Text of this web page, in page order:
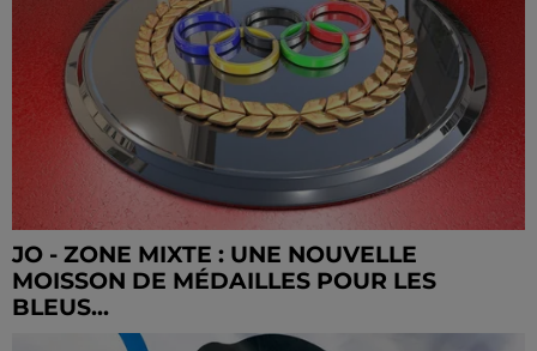
JO - ZONE MIXTE : UNE NOUVELLE
MOISSON DE MÉDAILLES POUR LES
BLEUS...